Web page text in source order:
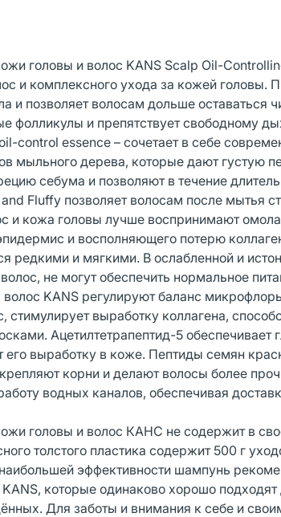
головы и волос KANS Scalp Oil-
и комплексного ухода за кожей головы.
и позволяет волосам дольше
фолликулы и препятствует свободному
control essence – сочетает в себе
мыльного дерева, которые дают густую
себума и позволяют в течение
Fluffy позволяет волосам после мытья
и кожа головы лучше воспринимают
и восполняющего потерю
редкими и мягкими. В ослабленной и
не могут обеспечить нормальное
KANS регулируют баланс
стимулирует выработку коллагена,
Ацетилтетрапептид-5 обеспечивает
его выработку в коже. Пептиды семян
корни и делают волосы более
водных каналов, обеспечивая
головы и волос КАНС не содержит в
толстого пластика содержит 500 г
эффективности шампунь
которые одинаково хорошо
Для заботы и внимания к себе и